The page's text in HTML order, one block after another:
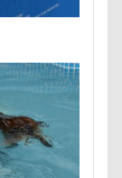
マァムちゃん
ド